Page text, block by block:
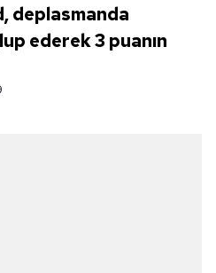
deplasmanda
ederek 3 puanın